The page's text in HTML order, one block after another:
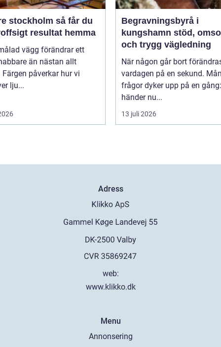
så får du
resultat hemma
vägg förändrar ett
än nästan allt
påverkar hur vi
lju...
Begravningsbyrå i
kungshamn stöd, omsorg
och trygg vägledning
När någon går bort
vardagen på en sekund.
frågor dyker upp på en
händer nu...
13 juli 2026
Adress
web:
www.klikko.dk
Menu
Annonsering